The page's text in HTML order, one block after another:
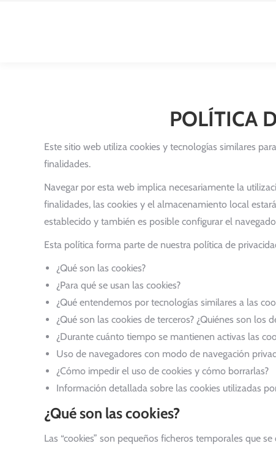
POLÍTICA
Este sitio web utiliza cookies y tecnologías similares
finalidades.
Navegar por esta web implica necesariamente la
finalidades, las cookies y el almacenamiento local
establecido y también es posible configurar el
Esta política forma parte de nuestra política de
¿Qué son las cookies?
¿Para qué se usan las cookies?
¿Qué entendemos por tecnologías similares a las
¿Qué son las cookies de terceros? ¿Quiénes son los
¿Durante cuánto tiempo se mantienen activas las
Uso de navegadores con modo de navegación
¿Cómo impedir el uso de cookies y cómo borrarlas?
Información detallada sobre las cookies utilizadas
¿Qué son las cookies?
Las “cookies” son pequeños ficheros temporales que